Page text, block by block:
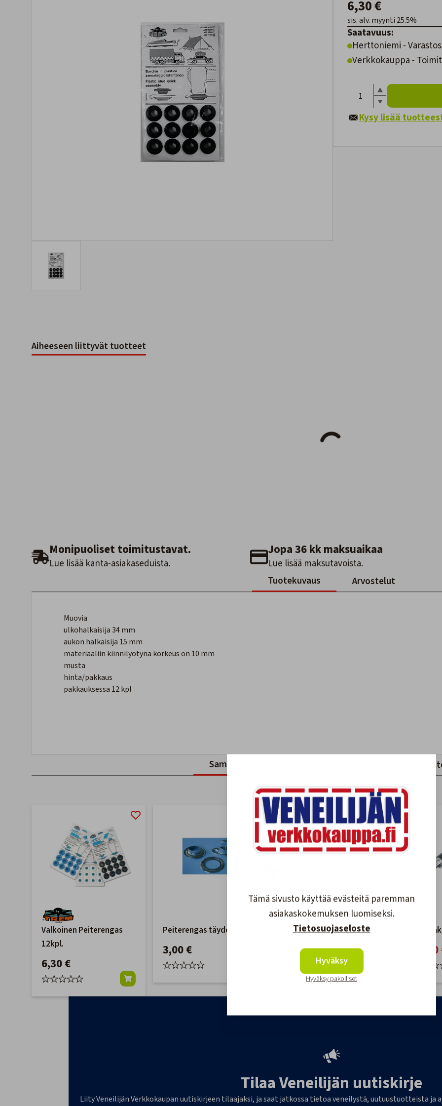
6,30 €
sis. alv. myynti 25.5%
Saatavuus:
Herttoniemi -
Verkkokauppa -
Kysy lisää
Aiheeseen liittyvät tuotteet
Monipuoliset toimitustavat.
Lue lisää kanta-asiakaseduista.
Jopa 36 kk maksuaikaa
Lue lisää maksutavoista.
Tuotekuvaus
Arvostelut
Muovia
ulkohalkaisija 34 mm
aukon halkaisija 15 mm
materiaaliin kiinnilyötynä korkeus on 10 mm
musta
hinta/pakkaus
pakkauksessa 12 kpl
Samankaltaiset tuotteet Viimeksi katsotut
Valkoinen Peiterengas
12kpl.
6,30 €
Peiterengas täydellinen
3,00 €
Peitelukko soikea rengas
1,10 €
-25%
Tilaa Veneilijän uutiskirje
Liity Veneilijän Verkkokaupan uutiskirjeen tilaajaksi, ja saat jatkossa tietoa veneilystä, uutuustuotteista
Tämä sivusto käyttää evästeitä paremman
asiakaskokemuksen luomiseksi.
Tietosuojaseloste
Hyväksy
Hyväksy pakolliset